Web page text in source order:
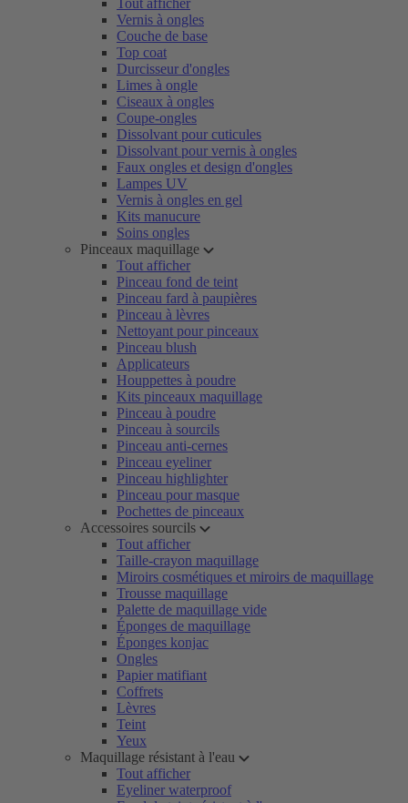
Tout afficher
Vernis à ongles
Couche de base
Top coat
Durcisseur d'ongles
Limes à ongle
Ciseaux à ongles
Coupe-ongles
Dissolvant pour cuticules
Dissolvant pour vernis à ongles
Faux ongles et design d'ongles
Lampes UV
Vernis à ongles en gel
Kits manucure
Soins ongles
Pinceaux maquillage
Tout afficher
Pinceau fond de teint
Pinceau fard à paupières
Pinceau à lèvres
Nettoyant pour pinceaux
Pinceau blush
Applicateurs
Houppettes à poudre
Kits pinceaux maquillage
Pinceau à poudre
Pinceau à sourcils
Pinceau anti-cernes
Pinceau eyeliner
Pinceau highlighter
Pinceau pour masque
Pochettes de pinceaux
Accessoires sourcils
Tout afficher
Taille-crayon maquillage
Miroirs cosmétiques et miroirs de maquillage
Trousse maquillage
Palette de maquillage vide
Éponges de maquillage
Éponges konjac
Ongles
Papier matifiant
Coffrets
Lèvres
Teint
Yeux
Maquillage résistant à l'eau
Tout afficher
Eyeliner waterproof